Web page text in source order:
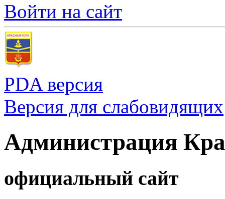
Войти на сайт
PDA версия
Версия для слабовидящих
Администрация
официальный сайт